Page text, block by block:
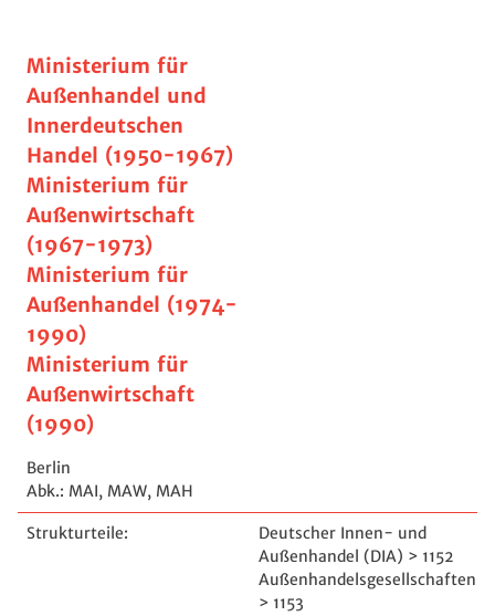
Ministerium für
Außenhandel und
Innerdeutschen
Handel (1950-1967)
Ministerium für
Außenwirtschaft
(1967-1973)
Ministerium für
Außenhandel (1974-
1990)
Ministerium für
Außenwirtschaft
(1990)
Berlin
Abk.: MAI, MAW, MAH
Strukturteile:
Deutscher Innen- und
Außenhandel (DIA) > 1152
Außenhandelsgesellschaften
> 1153